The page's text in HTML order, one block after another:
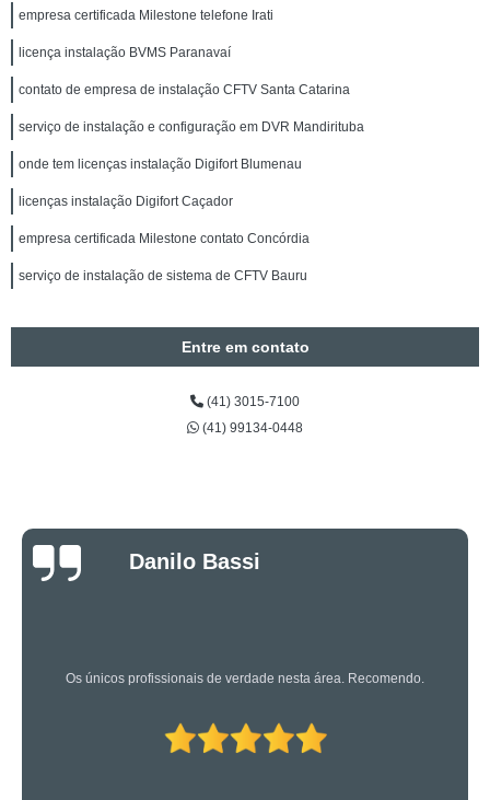
empresa certificada Milestone telefone Irati
licença instalação BVMS Paranavaí
contato de empresa de instalação CFTV Santa Catarina
serviço de instalação e configuração em DVR Mandirituba
onde tem licenças instalação Digifort Blumenau
licenças instalação Digifort Caçador
empresa certificada Milestone contato Concórdia
serviço de instalação de sistema de CFTV Bauru
Entre em contato
(41) 3015-7100
(41) 99134-0448
Luciano Rueda
Oliveira
Os caras são bons mesmo! Profissionais de primeira!